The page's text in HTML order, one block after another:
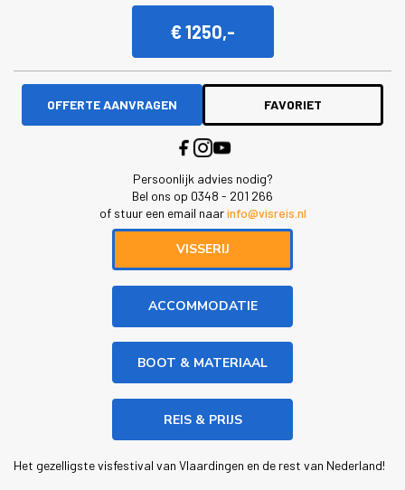
€ 1250,-
OFFERTE AANVRAGEN FAVORIET
Persoonlijk advies nodig?
Bel ons op 0348 - 201 266
of stuur een email naarinfo@visreis.nl
VISSERIJ
ACCOMMODATIE
BOOT & MATERIAAL
REIS & PRIJS
Het gezelligste visfestival van Vlaardingen en de rest van Nederland!